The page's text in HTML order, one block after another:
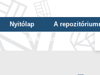
Nyitólap A
Tallózás kulcsszó szerint